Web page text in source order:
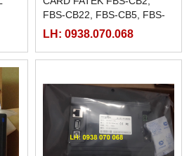
FBS-CB22, FBS-CB5, FBS-
CB25, FBS-CB55
LH: 0938.070.068